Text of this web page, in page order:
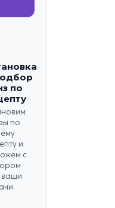
по
по
и
с
ваши